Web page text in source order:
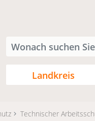
Landkreis
Technischer